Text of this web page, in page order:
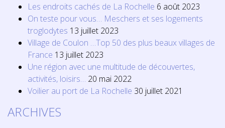
Les endroits cachés de La Rochelle 6 août 2023
On teste pour vous… Meschers et ses logements
troglodytes 13 juillet 2023
Village de Coulon …Top 50 des plus beaux villages de
France 13 juillet 2023
Une région avec une multitude de découvertes,
activités, loisirs… 20 mai 2022
Voilier au port de La Rochelle 30 juillet 2021
ARCHIVES